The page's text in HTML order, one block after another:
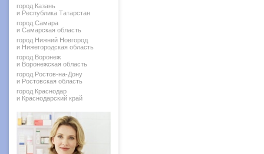
город Казань
и Республика Татарстан
город Самара
и Самарская область
город Нижний Новгород
и Нижегородская область
город Воронеж
и Воронежская область
город Ростов-на-Дону
и Ростовская область
город Краснодар
и Краснодарский край